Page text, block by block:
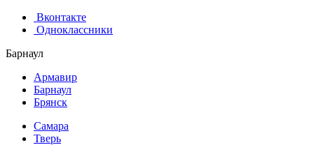
Вконтакте
Одноклассники
Барнаул
Армавир
Барнаул
Брянск
Самара
Тверь